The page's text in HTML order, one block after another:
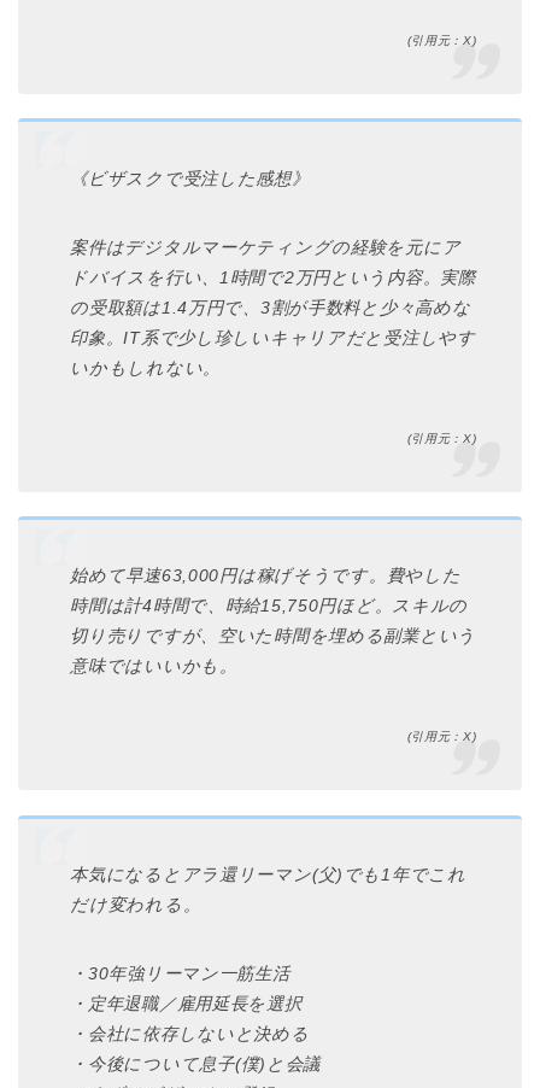
(引用元：X)
《ビザスクで受注した感想》
案件はデジタルマーケティングの経験を元にア
ドバイスを行い、1時間で2万円という内容。実際
の受取額は1.4万円で、3割が手数料と少々高めな
印象。IT系で少し珍しいキャリアだと受注しやす
いかもしれない。
(引用元：X)
始めて早速63,000円は稼げそうです。費やした
時間は計4時間で、時給15,750円ほど。スキルの
切り売りですが、空いた時間を埋める副業という
意味ではいいかも。
(引用元：X)
本気になるとアラ還リーマン(父)でも1年でこれ
だけ変われる。
・30年強リーマン一筋生活
・定年退職／雇用延長を選択
・会社に依存しないと決める
・今後について息子(僕)と会議